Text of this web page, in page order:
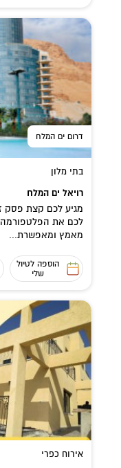
דרום ים המלח
בתי מלון
רויאל ים המלח
מגיע לכם קצת פסק
לכם את
מאמץ ומאפשרת...
הוספה לטיול
שלי
אירוח כפרי